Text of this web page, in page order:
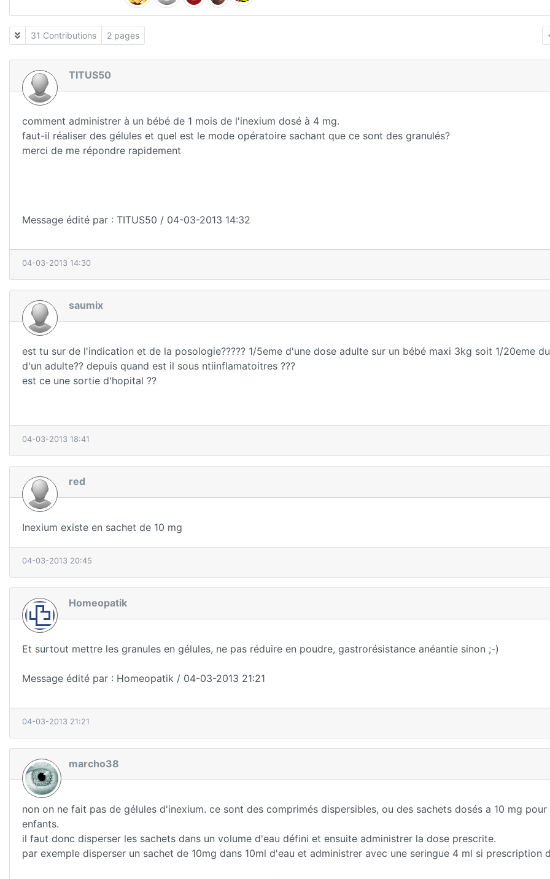
31 Contributions 2 pages
TITUS50
comment administrer à un bébé de 1 mois de l'inexium dosé à 4 mg.
faut-il réaliser des gélules et quel est le mode opératoire sachant que ce sont des granulés?
merci de me répondre rapidement
Message édité par : TITUS50 / 04-03-2013 14:32
04-03-2013 14:30
saumix
est tu sur de l'indication et de la posologie????? 1/5eme d'une dose adulte sur un bébé maxi 3kg soit 1/20eme
d'un adulte?? depuis quand est il sous ntiinflamatoitres ???
est ce une sortie d'hopital ??
04-03-2013 18:41
red
Inexium existe en sachet de 10 mg
04-03-2013 20:45
Homeopatik
Et surtout mettre les granules en gélules, ne pas réduire en poudre, gastrorésistance anéantie sinon ;-)
Message édité par : Homeopatik / 04-03-2013 21:21
04-03-2013 21:21
marcho38
non on ne fait pas de gélules d'inexium. ce sont des comprimés dispersibles, ou des sachets dosés a 10 mg pour
enfants.
il faut donc disperser les sachets dans un volume d'eau défini et ensuite administrer la dose prescrite.
par exemple disperser un sachet de 10mg dans 10ml d'eau et administrer avec une seringue 4 ml si prescription